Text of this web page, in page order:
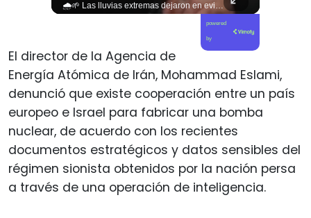
🌧️🌱 Las lluvias extremas dejaron en evidencia la vulnerabilidad del campo chileno. Expertos advierten que fortalecer a la pequeña agricultura será clave para proteger la producción de alimentos y enfrentar el cambio climático. 🚜🇨🇱 📲 Lee más en elciudadano.com y en tu #canalciudadano
powered
by
El director de la Agencia de
Energía Atómica de Irán, Mohammad Eslami,
denunció que existe cooperación entre un país
europeo e Israel para fabricar una bomba
nuclear, de acuerdo con los recientes
documentos estratégicos y datos sensibles del
régimen sionista obtenidos por la nación persa
a través de una operación de inteligencia.